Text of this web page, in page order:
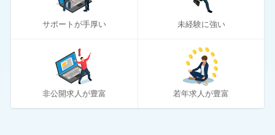
ロバート・ウォルターズ
ワークポート
女性しごと応援テラス
社内SE転職ナビ
サポートが手厚い 未経験に強い
非公開求人が豊富 若年求人が豊富